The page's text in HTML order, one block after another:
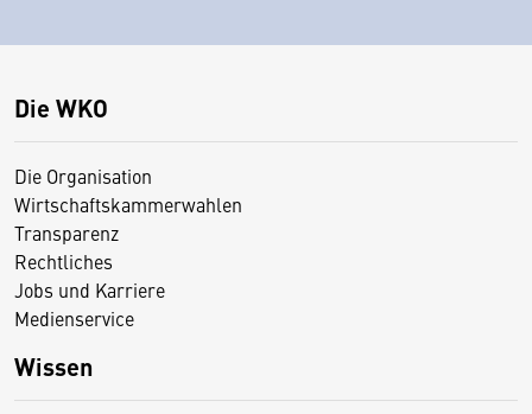
Die WKO
Die Organisation
Wirtschaftskammerwahlen
Transparenz
Rechtliches
Jobs und Karriere
Medienservice
Wissen